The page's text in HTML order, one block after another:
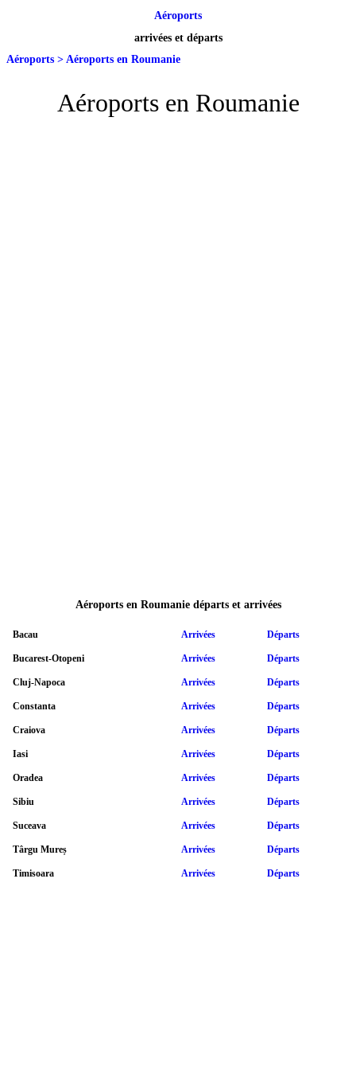
Aéroports
arrivées et départs
Aéroports > Aéroports en Roumanie
Aéroports en Roumanie
Aéroports en Roumanie départs et arrivées
Bacau Arrivées Départs
Bucarest-Otopeni Arrivées Départs
Cluj-Napoca Arrivées Départs
Constanta Arrivées Départs
Craiova Arrivées Départs
Iasi Arrivées Départs
Oradea Arrivées Départs
Sibiu Arrivées Départs
Suceava Arrivées Départs
Târgu Mureș Arrivées Départs
Timisoara Arrivées Départs